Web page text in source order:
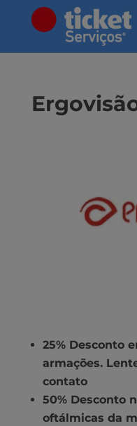
25% Desconto
armações.
contato
50% Desconto
oftálmicas da